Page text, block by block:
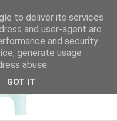
to deliver its services
and user-agent are
and security
generate usage
abuse.
GOT IT